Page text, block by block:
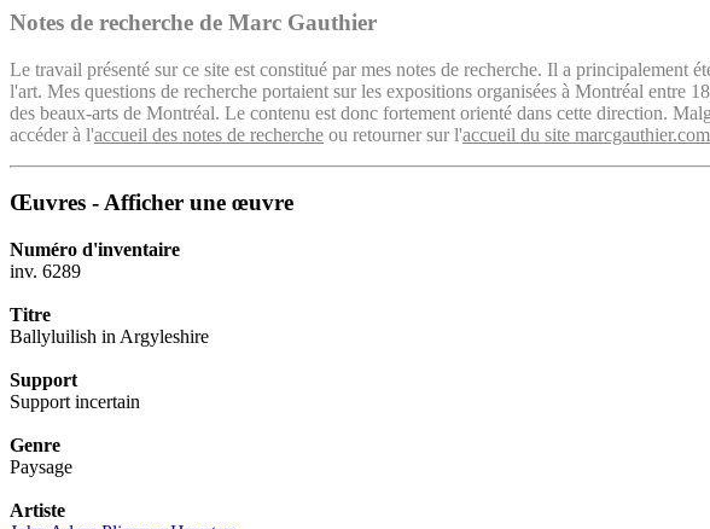
Notes de recherche de Marc Gauthier
Le travail présenté sur ce site est constitué par mes notes de recherche. Il a principalement
l'art. Mes questions de recherche portaient sur les expositions organisées à Montréal
des beaux-arts de Montréal. Le contenu est donc fortement orienté dans cette direction.
accéder à l'accueil des notes de recherche ou retourner sur l'accueil du site marcgauthier.com
Œuvres - Afficher une œuvre
Numéro d'inventaire
inv. 6289
Titre
Ballyluilish in Argyleshire
Support
Support incertain
Genre
Paysage
Artiste